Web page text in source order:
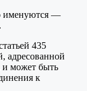
именуются —
435
адресованной
может быть
к